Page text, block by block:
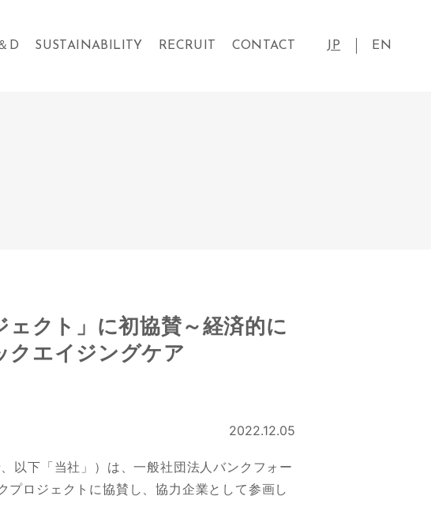
クト」に初協賛～経済的に
クエイジングケア
2022.12.05
以下「当社」）は、一般社団法人バンクフォー
ロジェクトに協賛し、協力企業として参画し
D SUSTAINABILITY RECRUIT CONTACT JP EN